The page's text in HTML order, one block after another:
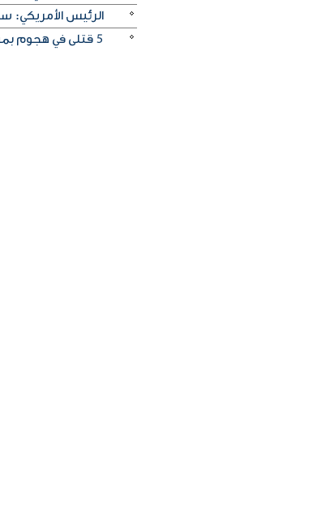
الرئيس الأمريكي:
5 قتلى في هجوم بمسيّرات على منطقة صناعية قرب موسكو